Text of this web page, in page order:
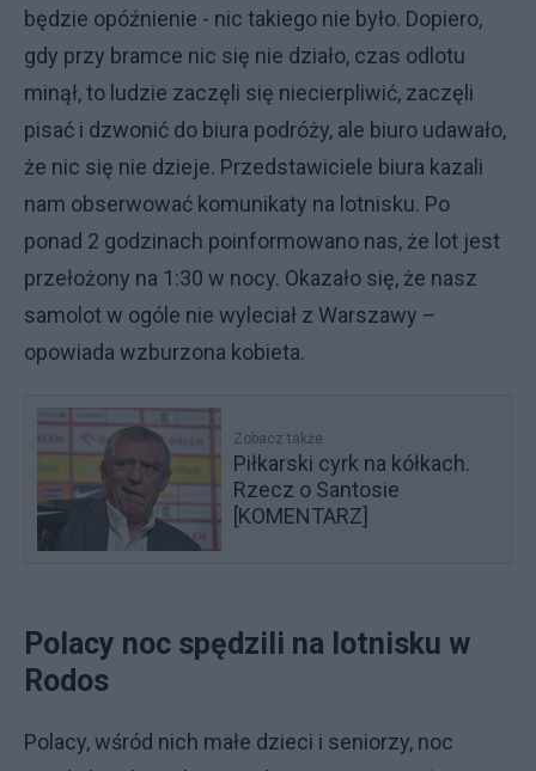
będzie opóźnienie - nic takiego nie było. Dopiero,
gdy przy bramce nic się nie działo, czas odlotu
minął, to ludzie zaczęli się niecierpliwić, zaczęli
pisać i dzwonić do biura podróży, ale biuro udawało,
że nic się nie dzieje. Przedstawiciele biura kazali
nam obserwować komunikaty na lotnisku. Po
ponad 2 godzinach poinformowano nas, że lot jest
przełożony na 1:30 w nocy. Okazało się, że nasz
samolot w ogóle nie wyleciał z Warszawy –
opowiada wzburzona kobieta.
Zobacz także
Piłkarski cyrk na kółkach.
Rzecz o Santosie
[KOMENTARZ]
Polacy noc spędzili na lotnisku w
Rodos
Polacy, wśród nich małe dzieci i seniorzy, noc